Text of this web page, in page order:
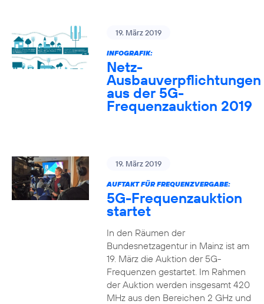
19. März 2019
INFOGRAFIK:
Netz-
Ausbauverpflichtungen
aus der 5G-
Frequenzauktion 2019
19. März 2019
AUFTAKT FÜR FREQUENZVERGABE:
5G-Frequenzauktion
startet
In den Räumen der
Bundesnetzagentur in Mainz ist am
19. März die Auktion der 5G-
Frequenzen gestartet. Im Rahmen
der Auktion werden insgesamt 420
MHz aus den Bereichen 2 GHz und